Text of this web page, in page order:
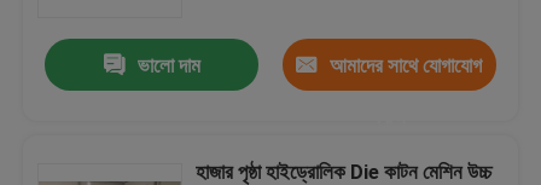
হাইড্রোলিক Die কাটন মেশিন
হাইড্রোলিক প্রেস মরা কাটন মেশিন
ভালো দাম আমাদের সাথে যোগাযোগ
হাজার পৃষ্ঠা হাইড্রোলিক Die কাটন মেশিন উচ্চ